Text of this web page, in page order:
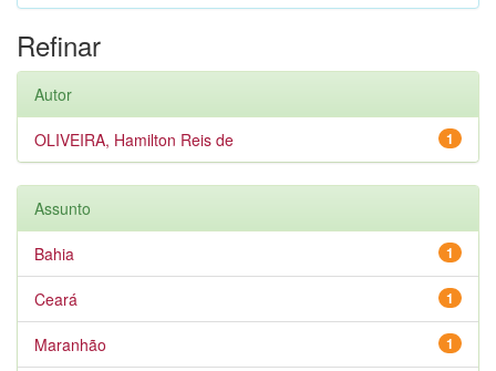
Refinar
Autor
1
OLIVEIRA, Hamilton Reis de
Assunto
1
Bahia
1
Ceará
1
Maranhão